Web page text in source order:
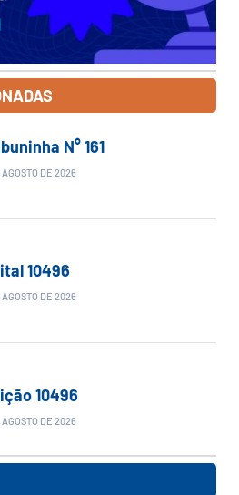
N° 161
AGOSTO DE 2026
10496
AGOSTO DE 2026
10496
AGOSTO DE 2026